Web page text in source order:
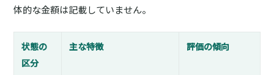
体的な金額は記載していません。
状態の
区分
主な特徴 評価の傾向